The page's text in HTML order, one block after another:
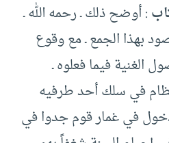
: أوضح ذلك ـ رحمه الله ـ
بهذا الجمع ـ مع وقوع
الغنية فيما فعلوه ـ
في سلك أحد طرفيه
في غمار قوم جدوا في